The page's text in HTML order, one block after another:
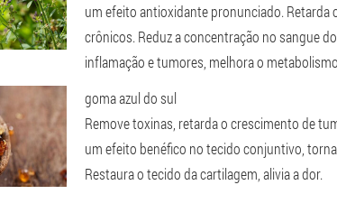
um efeito antioxidante pronunciado.
crônicos. Reduz a concentração no sangue
inflamação e tumores, melhora o
goma azul do sul
Remove toxinas, retarda o crescimento de
um efeito benéfico no tecido conjuntivo,
Restaura o tecido da cartilagem, alivia a dor.